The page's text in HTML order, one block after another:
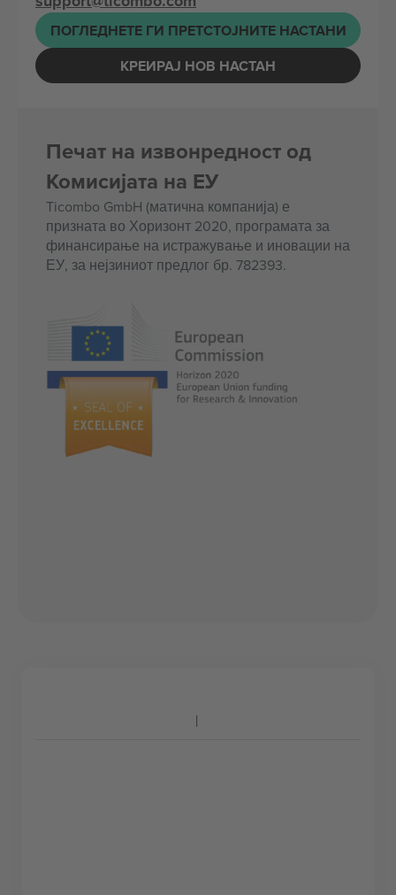
ПОГЛЕДНЕТЕ ГИ ПРЕТСТОЈНИТЕ НАСТАНИ
КРЕИРАЈ НОВ НАСТАН
Печат на извонредност од
Комисијата на ЕУ
Ticombo GmbH (матична компанија) е
призната во Хоризонт 2020, програмата за
финансирање на истражување и иновации на
ЕУ, за нејзиниот предлог бр. 782393.